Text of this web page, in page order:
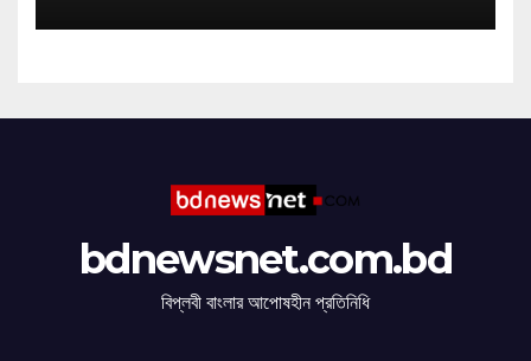
bdnewsnet.com.bd
বিপ্লবী বাংলার আপোষহীন প্রতিনিধি